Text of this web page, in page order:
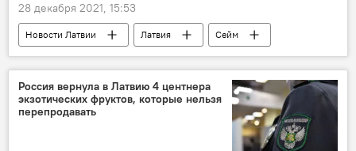
28 декабря 2021, 15:53
Новости Латвии Латвия
Сейм
коронавирус
Национальная служба здравоохранения
Россия вернула в Латвию 4 центнера
экзотических фруктов, которые нельзя
перепродавать